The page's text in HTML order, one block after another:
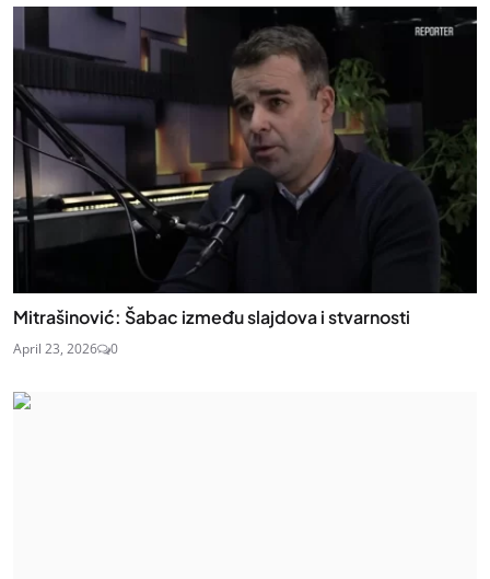
Mitrašinović: Šabac između slajdova i stvarnosti
April 23, 2026 0